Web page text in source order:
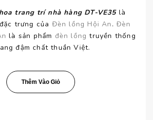
trang trí nhà hàng DT-VE35 là
đặc trưng của Đèn lồng Hội An .Đèn
là sản phẩm đèn lồng truyền thống
đậm chất thuần Việt.
Thêm Vào Giỏ